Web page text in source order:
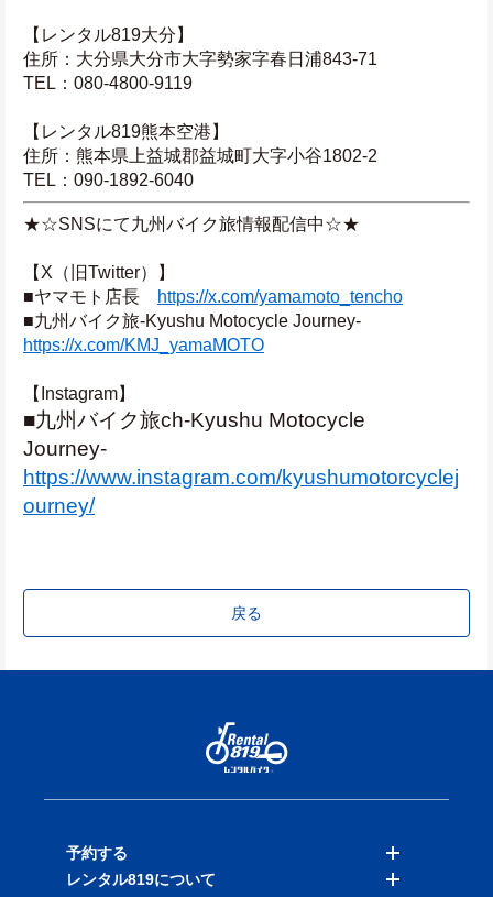
【レンタル819大分】
住所：大分県大分市大字勢家字春日浦843-71
TEL：080-4800-9119
【レンタル819熊本空港】
住所：熊本県上益城郡益城町大字小谷1802-2
TEL：090-1892-6040
★☆SNSにて九州バイク旅情報配信中☆★
【X（旧Twitter）】
■ヤマモト店長
https://x.com/yamamoto_tencho
■九州バイク旅-Kyushu Motocycle Journey-
https://x.com/KMJ_yamaMOTO
【Instagram】
■九州バイク旅ch-Kyushu Motocycle
Journey-
https://www.instagram.com/kyushumotorcyclej
ourney/
戻る
予約する
レンタル819について